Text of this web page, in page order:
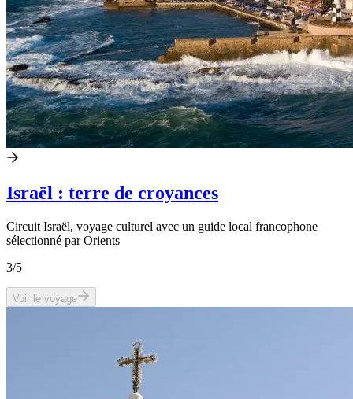
Israël : terre de croyances
Circuit Israël, voyage culturel avec un guide local francophone
sélectionné par Orients
3/5
Voir le voyage